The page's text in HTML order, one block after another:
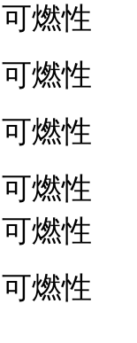
可燃性
可燃性
可燃性
可燃性
可燃性
可燃性